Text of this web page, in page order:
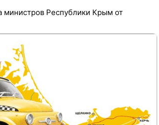
министров Республики Крым от